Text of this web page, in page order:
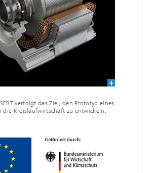
verfolgt das Ziel, den Prototyp eines
die Kreislaufwirtschaft zu entwickeln.